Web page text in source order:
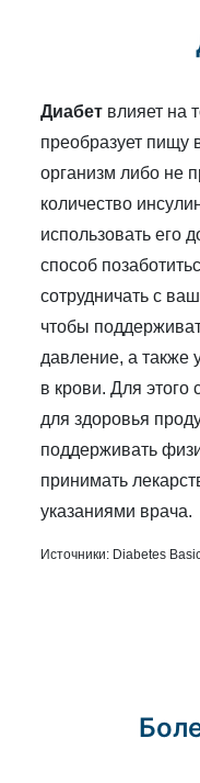
Диабет влияет на
преобразует пищу
организм либо не
количество
использовать его
способ
сотрудничать с
чтобы
давление, а также
в крови. Для этого
для здоровья
поддерживать
принимать
указаниями врача.
Источники: Diabetes